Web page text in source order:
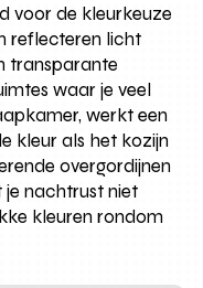
voor de kleurkeuze
reflecteren licht
transparante
waar je veel
werkt een
kleur als het kozijn
overgordijnen
je nachtrust niet
kleuren rondom